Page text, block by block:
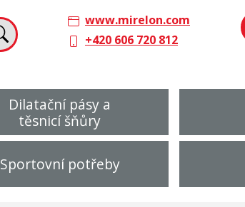
www.mirelon.com
+420 606 720 812
Dilatační pásy a
těsnicí šňůry
Sportovní potřeby